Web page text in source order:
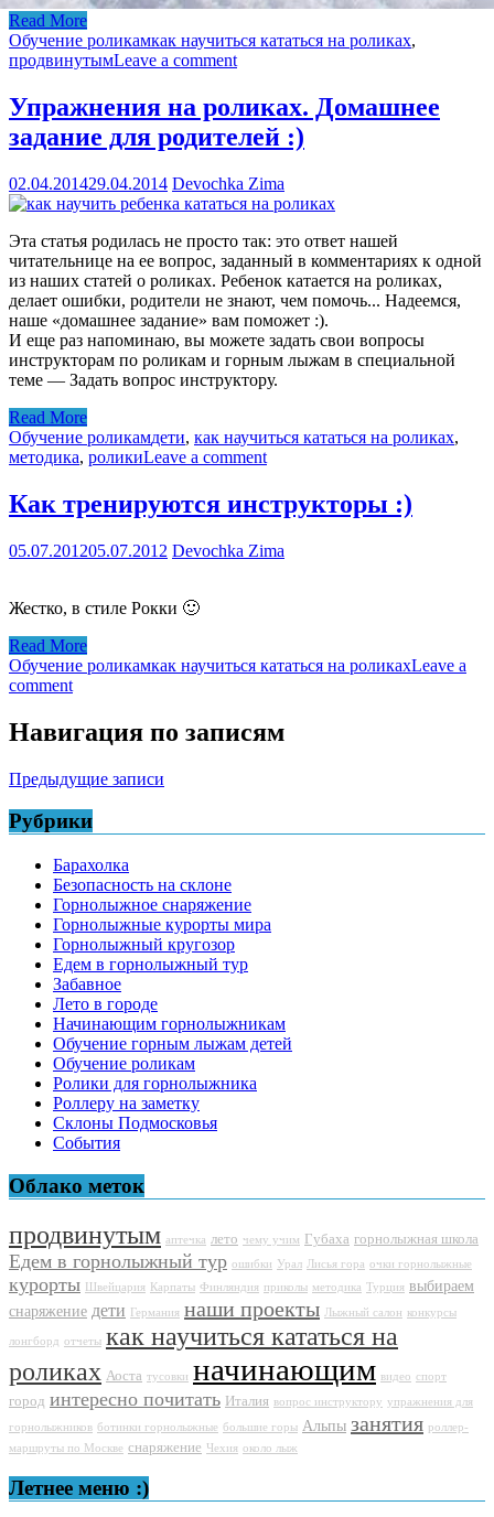
Read More
Обучение роликамкак научиться кататься на роликах,
продвинутымLeave a comment
Упражнения на роликах. Домашнее
задание для родителей :)
02.04.201429.04.2014 Devochka Zima
Эта статья родилась не просто так: это ответ нашей
читательнице на ее вопрос, заданный в комментариях к одной
из наших статей о роликах. Ребенок катается на роликах,
делает ошибки, родители не знают, чем помочь... Надеемся,
наше «домашнее задание» вам поможет :).
И еще раз напоминаю, вы можете задать свои вопросы
инструкторам по роликам и горным лыжам в специальной
теме — Задать вопрос инструктору.
Read More
Обучение роликамдети, как научиться кататься на роликах,
методика, роликиLeave a comment
Как тренируются инструкторы :)
05.07.201205.07.2012 Devochka Zima
Жестко, в стиле Рокки 🙂
Read More
Обучение роликамкак научиться кататься на роликахLeave a
comment
Навигация по записям
Предыдущие записи
Рубрики
Барахолка
Безопасность на склоне
Горнолыжное снаряжение
Горнолыжные курорты мира
Горнолыжный кругозор
Едем в горнолыжный тур
Забавное
Лето в городе
Начинающим горнолыжникам
Обучение горным лыжам детей
Обучение роликам
Ролики для горнолыжника
Роллеру на заметку
Склоны Подмосковья
События
Облако меток
продвинутым аптечка лето чему учим Губаха горнолыжная школа
Едем в горнолыжный тур ошибки Урал Лисья гора очки горнолыжные
курорты Швейцария Карпаты Финляндия приколы методика Турция выбираем
снаряжение дети Германия наши проекты Лыжный салон конкурсы
лонгборд отчеты как научиться кататься на
роликах Аоста тусовки начинающим видео спорт
город интересно почитать Италия вопрос инструктору упражнения для
горнолыжников ботинки горнолыжные большие горы Альпы занятия роллер-
маршруты по Москве снаряжение Чехия около лыж
Летнее меню :)